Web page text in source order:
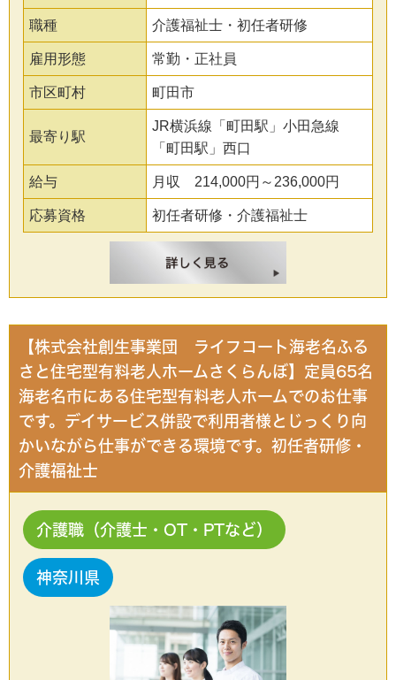
職種 介護福祉士・初任者研修
雇用形態 常勤・正社員
市区町村 町田市
最寄り駅
JR横浜線「町田駅」小田急線
「町田駅」西口
給与 月収 214,000円～236,000円
応募資格 初任者研修・介護福祉士
【株式会社創生事業団 ライフコート海老名ふる
さと住宅型有料老人ホームさくらんぼ】定員65名
海老名市にある住宅型有料老人ホームでのお仕事
です。デイサービス併設で利用者様とじっくり向
かいながら仕事ができる環境です。初任者研修・
介護福祉士
介護職（介護士・OT・PTなど）
神奈川県